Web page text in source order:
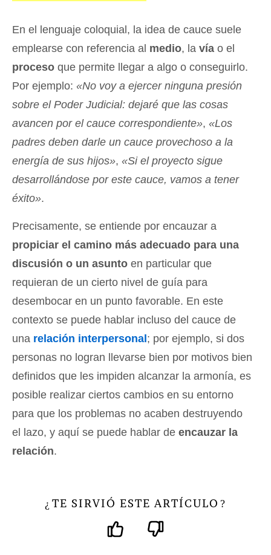
En el lenguaje coloquial, la idea de cauce suele
emplearse con referencia al medio, la vía o el
proceso que permite llegar a algo o conseguirlo.
Por ejemplo: «No voy a ejercer ninguna presión
sobre el Poder Judicial: dejaré que las cosas
avancen por el cauce correspondiente», «Los
padres deben darle un cauce provechoso a la
energía de sus hijos», «Si el proyecto sigue
desarrollándose por este cauce, vamos a tener
éxito».
Precisamente, se entiende por encauzar a
propiciar el camino más adecuado para una
discusión o un asunto en particular que
requieran de un cierto nivel de guía para
desembocar en un punto favorable. En este
contexto se puede hablar incluso del cauce de
una relación interpersonal; por ejemplo, si dos
personas no logran llevarse bien por motivos bien
definidos que les impiden alcanzar la armonía, es
posible realizar ciertos cambios en su entorno
para que los problemas no acaben destruyendo
el lazo, y aquí se puede hablar de encauzar la
relación.
¿ TE SIRVIÓ ESTE ARTÍCULO ?